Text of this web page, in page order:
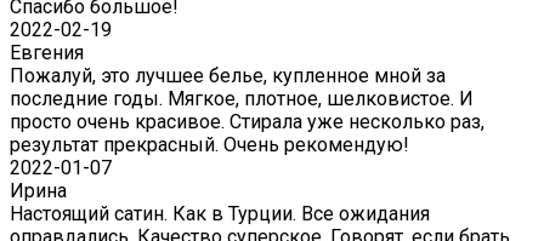
Спасибо большое!
2022-02-19
Евгения
Пожалуй, это лучшее белье, купленное мной за
последние годы. Мягкое, плотное, шелковистое. И
просто очень красивое. Стирала уже несколько раз,
результат прекрасный. Очень рекомендую!
2022-01-07
Ирина
Настоящий сатин. Как в Турции. Все ожидания